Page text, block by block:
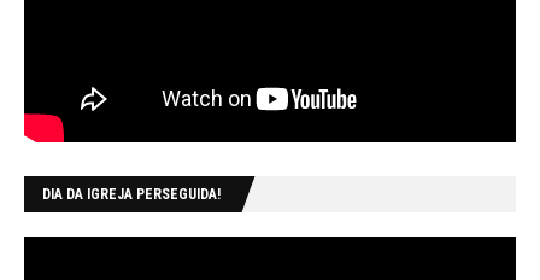
DIA DA IGREJA PERSEGUIDA!